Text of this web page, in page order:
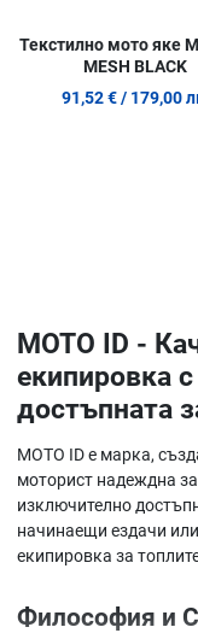
Текстилно мото яке
MESH BLACK
91,52 € / 179,00
MOTO ID -
екипировка
достъпната
MOTO ID е марка,
моторист надеждна
изключително
начинаещи ездачи
екипировка за
Философия и